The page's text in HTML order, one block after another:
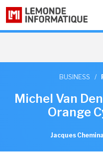
BUSINESS /
Michel Van
Orange
Jacques